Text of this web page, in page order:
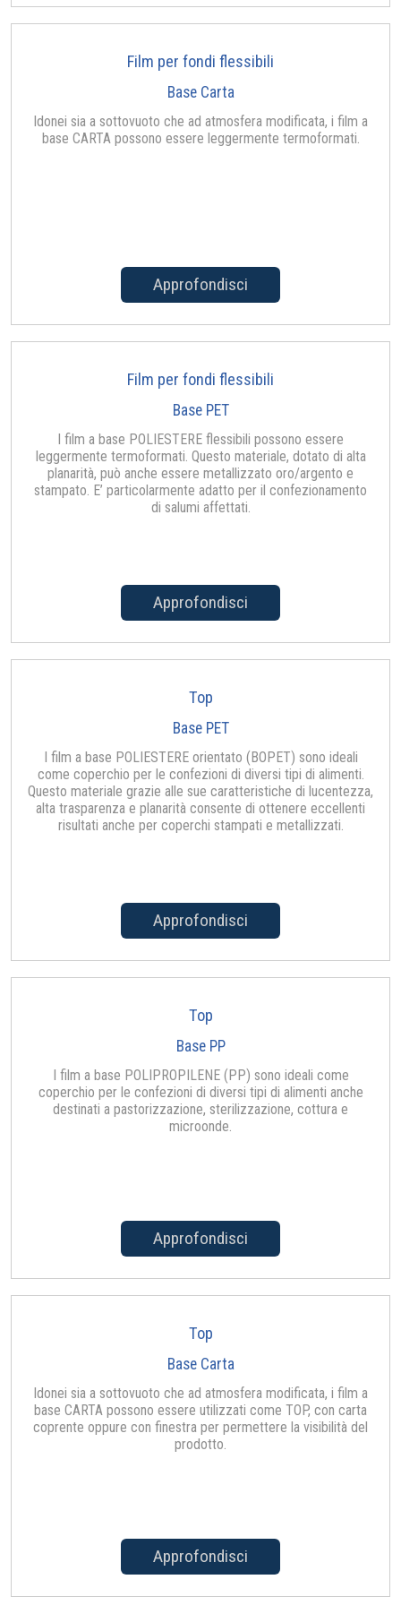
Film per fondi flessibili
Base Carta
Idonei sia a sottovuoto che ad atmosfera modificata, i film a
base CARTA possono essere leggermente termoformati.
Approfondisci
Film per fondi flessibili
Base PET
I film a base POLIESTERE flessibili possono essere
leggermente termoformati. Questo materiale, dotato di alta
planarità, può anche essere metallizzato oro/argento e
stampato. E’ particolarmente adatto per il confezionamento
di salumi affettati.
Approfondisci
Top
Base PET
I film a base POLIESTERE orientato (BOPET) sono ideali
come coperchio per le confezioni di diversi tipi di alimenti.
Questo materiale grazie alle sue caratteristiche di lucentezza,
alta trasparenza e planarità consente di ottenere eccellenti
risultati anche per coperchi stampati e metallizzati.
Approfondisci
Top
Base PP
I film a base POLIPROPILENE (PP) sono ideali come
coperchio per le confezioni di diversi tipi di alimenti anche
destinati a pastorizzazione, sterilizzazione, cottura e
microonde.
Approfondisci
Top
Base Carta
Idonei sia a sottovuoto che ad atmosfera modificata, i film a
base CARTA possono essere utilizzati come TOP, con carta
coprente oppure con finestra per permettere la visibilità del
prodotto.
Approfondisci